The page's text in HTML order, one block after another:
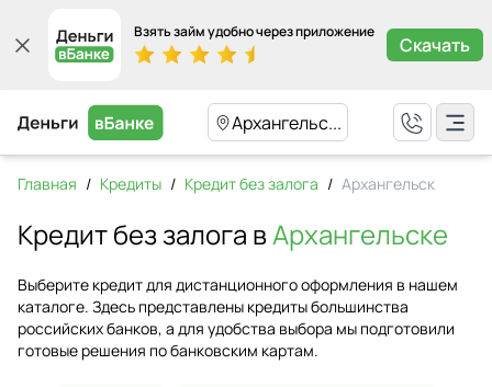
Взять займ удобно через приложение
Скачать
Архангельс...
Главная / Кредиты / Кредит без залога / Архангельск
Кредит без залога вАрхангельске
Выберите кредит для дистанционного оформления в нашем
каталоге. Здесь представлены кредиты большинства
российских банков, а для удобства выбора мы подготовили
готовые решения по банковским картам.